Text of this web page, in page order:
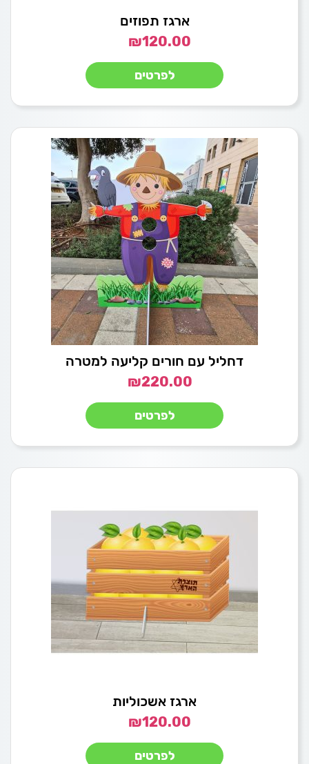
ארגז תפוזים
₪120.00
לפרטים
דחליל עם חורים קליעה למטרה
₪220.00
לפרטים
ארגז אשכוליות
₪120.00
לפרטים